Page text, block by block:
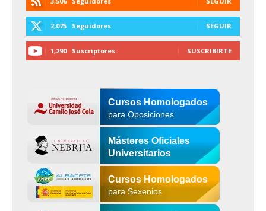
2,075 Seguidores SEGUIR
1,290 Suscriptores SUSCRIBIRTE
Cursos Homologados
para Oposiciones
Másteres Oficiales
Universitarios
Cursos Homologados
para Sexenios